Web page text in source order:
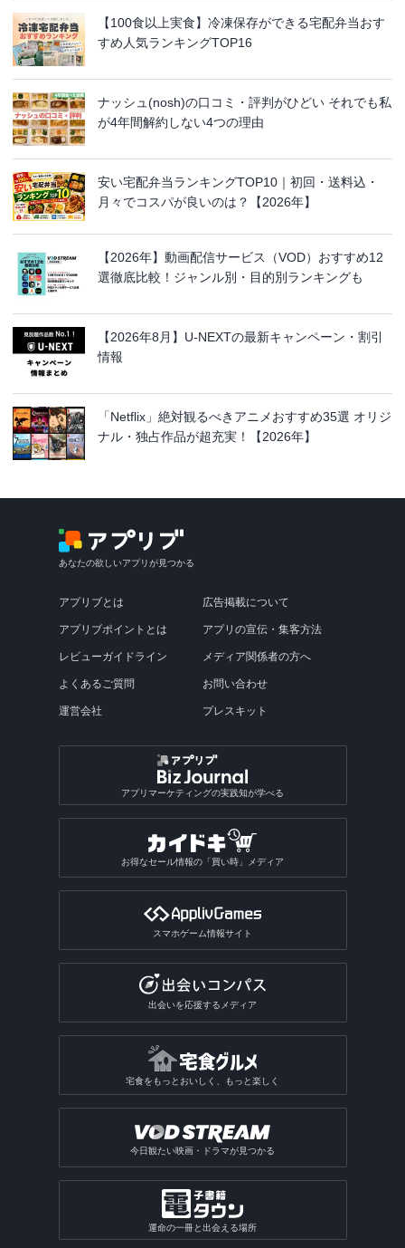
【100食以上実食】冷凍保存ができる宅配弁当おす
すめ人気ランキングTOP16
ナッシュ(nosh)の口コミ・評判がひどい それでも私
が4年間解約しない4つの理由
安い宅配弁当ランキングTOP10｜初回・送料込・
月々でコスパが良いのは？【2026年】
【2026年】動画配信サービス（VOD）おすすめ12
選徹底比較！ジャンル別・目的別ランキングも
【2026年8月】U-NEXTの最新キャンペーン・割引
情報
「Netflix」絶対観るべきアニメおすすめ35選 オリジ
ナル・独占作品が超充実！【2026年】
あなたの欲しいアプリが見つかる
アプリブとは
アプリブポイントとは
レビューガイドライン
よくあるご質問
運営会社
広告掲載について
アプリの宣伝・集客方法
メディア関係者の方へ
お問い合わせ
プレスキット
アプリマーケティングの実践知が学べる
お得なセール情報の「買い時」メディア
スマホゲーム情報サイト
出会いを応援するメディア
宅食をもっとおいしく、もっと楽しく
今日観たい映画・ドラマが見つかる
運命の一冊と出会える場所